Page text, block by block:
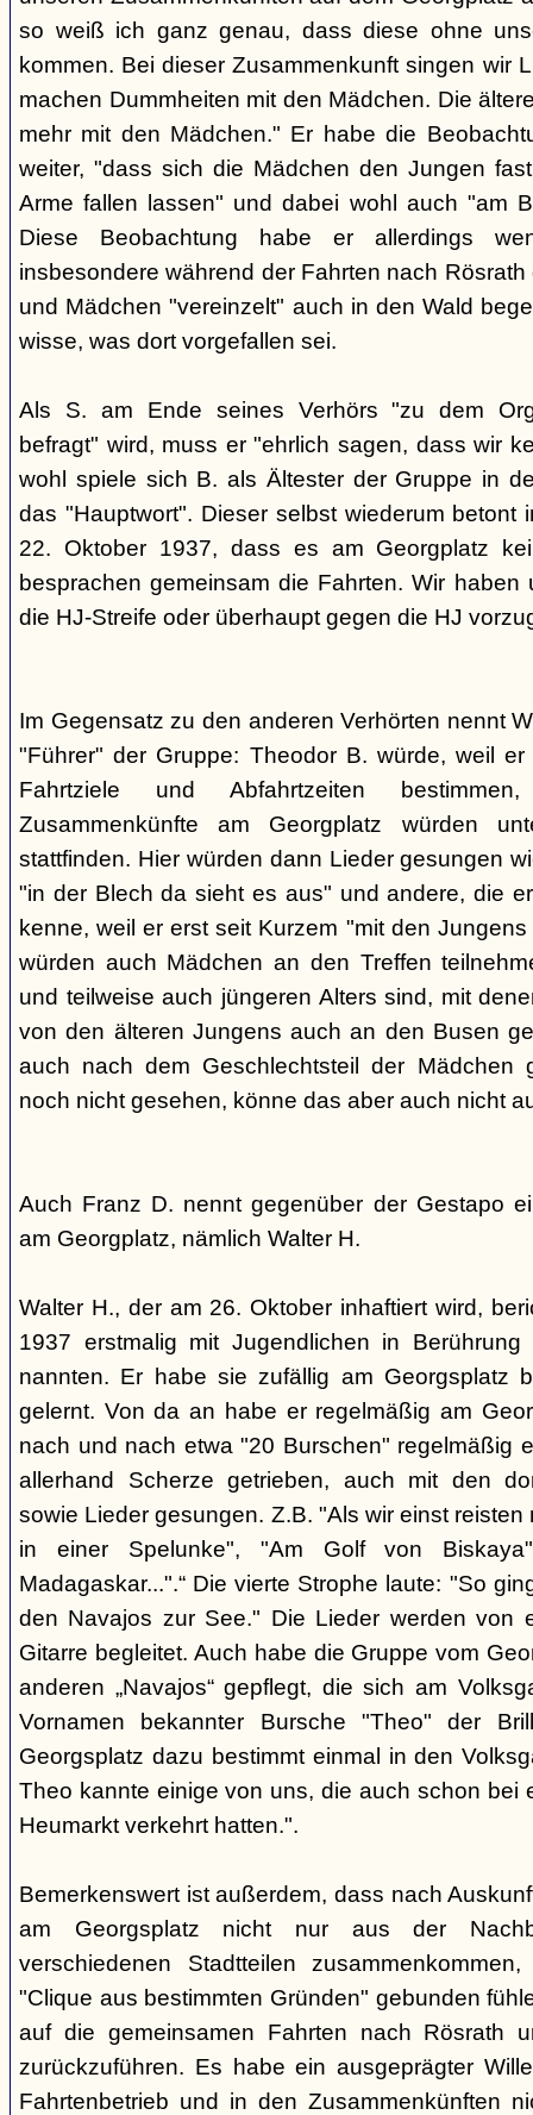
so weiß ich ganz genau, dass diese ohne
kommen. Bei dieser Zusammenkunft singen wir
machen Dummheiten mit den Mädchen. Die
mehr mit den Mädchen." Er habe die
weiter, "dass sich die Mädchen den Jungen
Arme fallen lassen" und dabei wohl auch "am
Diese Beobachtung habe er allerdings
insbesondere während der Fahrten nach
und Mädchen "vereinzelt" auch in den Wald
wisse, was dort vorgefallen sei.
Als S. am Ende seines Verhörs "zu dem
befragt" wird, muss er "ehrlich sagen, dass wir
wohl spiele sich B. als Ältester der Gruppe in
das "Hauptwort". Dieser selbst wiederum betont
22. Oktober 1937, dass es am Georgplatz
besprachen gemeinsam die Fahrten. Wir
die HJ-Streife oder überhaupt gegen die HJ
Im Gegensatz zu den anderen Verhörten nennt
"Führer" der Gruppe: Theodor B. würde, weil
Fahrtziele und Abfahrtzeiten
Zusammenkünfte am Georgplatz würden
stattfinden. Hier würden dann Lieder gesungen
"in der Blech da sieht es aus" und andere, die
kenne, weil er erst seit Kurzem "mit den
würden auch Mädchen an den Treffen
und teilweise auch jüngeren Alters sind, mit
von den älteren Jungens auch an den Busen
auch nach dem Geschlechtsteil der Mädchen
noch nicht gesehen, könne das aber auch nicht
Auch Franz D. nennt gegenüber der Gestapo
am Georgplatz, nämlich Walter H.
Walter H., der am 26. Oktober inhaftiert wird,
1937 erstmalig mit Jugendlichen in
nannten. Er habe sie zufällig am Georgsplatz
gelernt. Von da an habe er regelmäßig am
nach und nach etwa "20 Burschen" regelmäßig
allerhand Scherze getrieben, auch mit den
sowie Lieder gesungen. Z.B. "Als wir einst
in einer Spelunke", "Am Golf von
Madagaskar...".“ Die vierte Strophe laute: "So
den Navajos zur See." Die Lieder werden von
Gitarre begleitet. Auch habe die Gruppe vom
anderen „Navajos“ gepflegt, die sich am
Vornamen bekannter Bursche "Theo" der
Georgsplatz dazu bestimmt einmal in den
Theo kannte einige von uns, die auch schon bei
Heumarkt verkehrt hatten.".
Bemerkenswert ist außerdem, dass nach
am Georgsplatz nicht nur aus der
verschiedenen Stadtteilen
"Clique aus bestimmten Gründen" gebunden
auf die gemeinsamen Fahrten nach Rösrath
zurückzuführen. Es habe ein ausgeprägter
Fahrtenbetrieb und in den Zusammenkünften